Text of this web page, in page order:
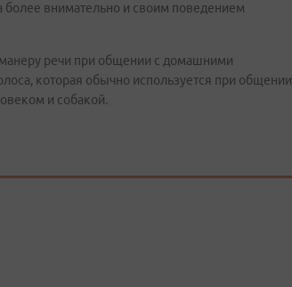
более внимательно и своим поведением
речи при общении с домашними
которая обычно используется при общении
и собакой.